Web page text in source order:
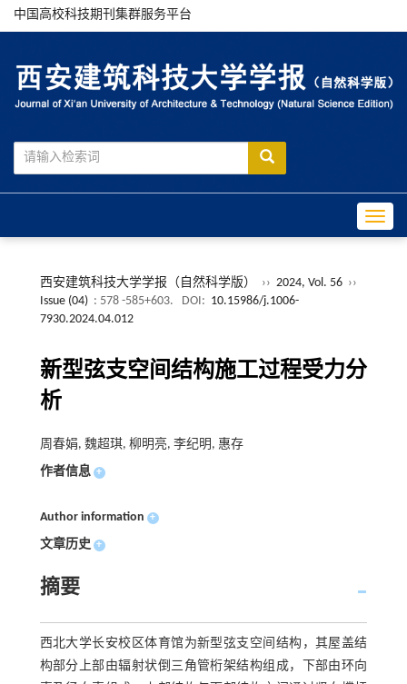
中国高校科技期刊集群服务平台
西安建筑科技大学学报（自然科学版） ›› 2024, Vol. 56 ››
Issue (04) : 578 -585+603. DOI: 10.15986/j.1006-
7930.2024.04.012
新型弦支空间结构施工过程受力分
析
周春娟, 魏超琪, 柳明亮, 李纪明, 惠存
作者信息 +
Author information +
文章历史 +
摘要
西北大学长安校区体育馆为新型弦支空间结构，其屋盖结
构部分上部由辐射状倒三角管桁架结构组成，下部由环向